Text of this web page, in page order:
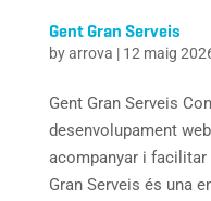
Gent Gran Serveis
byarrova | 12 maig
Gent Gran Serveis
desenvolupament
acompanyar i facilitar
Gran Serveis és una